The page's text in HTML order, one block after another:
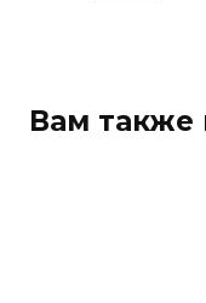
Вам также